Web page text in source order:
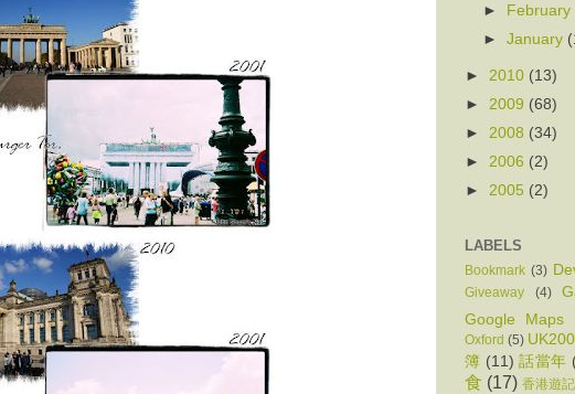
►
February
►January
► 2010 (13)
► 2009 (68)
► 2008 (34)
► 2006 (2)
► 2005 (2)
LABELS
Bookmark (3)
Giveaway
(4)
Google Maps
Oxford (5)
簿 (11) 話當年
食 (17) 香港遊記